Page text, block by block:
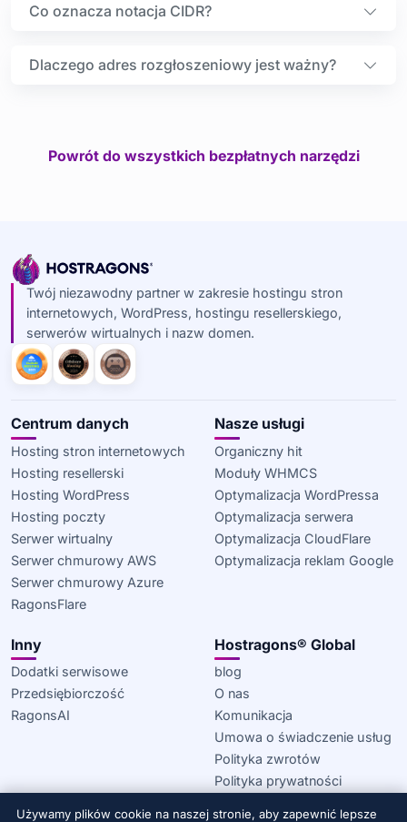
Co oznacza notacja CIDR?
Dlaczego adres rozgłoszeniowy jest ważny?
Powrót do wszystkich bezpłatnych narzędzi
Twój niezawodny partner w zakresie hostingu stron
internetowych, WordPress, hostingu resellerskiego,
serwerów wirtualnych i nazw domen.
Centrum danych
Hosting stron internetowych
Hosting resellerski
Hosting WordPress
Hosting poczty
Serwer wirtualny
Serwer chmurowy AWS
Serwer chmurowy Azure
RagonsFlare
Nasze usługi
Organiczny hit
Moduły WHMCS
Optymalizacja WordPressa
Optymalizacja serwera
Optymalizacja CloudFlare
Optymalizacja reklam Google
Inny
Dodatki serwisowe
Przedsiębiorczość
RagonsAI
Hostragons® Global
blog
O nas
Komunikacja
Umowa o świadczenie usług
Polityka zwrotów
Polityka prywatności
Używamy plików cookie na naszej stronie, aby zapewnić lepsze